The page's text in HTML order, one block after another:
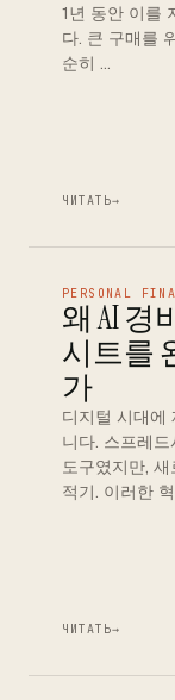
1년 동안 이를
다. 큰 구매를
순히 …
ЧИТАТЬ→
PERSONAL
왜 AI 경
시트를
가
디지털 시대에
니다. 스프레
도구였지만,
적기. 이러한
ЧИТАТЬ→